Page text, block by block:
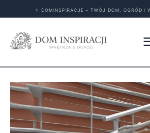
★ DOMINSPIRACJE – TWÓJ DOM, OGRÓD I